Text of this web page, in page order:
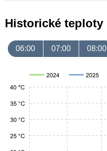
Historické teploty
06:00 07:00 08:00